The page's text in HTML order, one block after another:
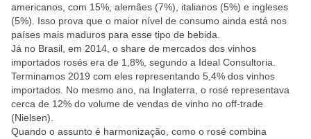
americanos, com 15%, alemães (7%), italianos (5%) e ingleses
(5%). Isso prova que o maior nível de consumo ainda está nos
países mais maduros para esse tipo de bebida.
Já no Brasil, em 2014, o share de mercados dos vinhos
importados rosés era de 1,8%, segundo a Ideal Consultoria.
Terminamos 2019 com eles representando 5,4% dos vinhos
importados. No mesmo ano, na Inglaterra, o rosé representava
cerca de 12% do volume de vendas de vinho no off-trade
(Nielsen).
Quando o assunto é harmonização, como o rosé combina